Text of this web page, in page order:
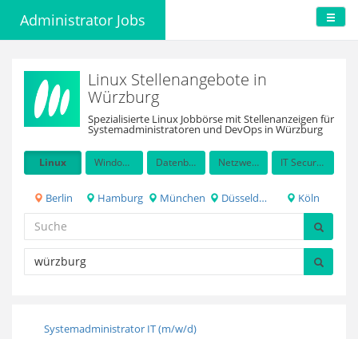
Administrator Jobs
Linux Stellenangebote in
Würzburg
Spezialisierte Linux Jobbörse mit Stellenanzeigen für
Systemadministratoren und DevOps in Würzburg
Linux Windows Server Datenbanken Netzwerkadministration IT Security / Auditing
Berlin Hamburg München Düsseldorf Köln
Systemadministrator IT (m/w/d)